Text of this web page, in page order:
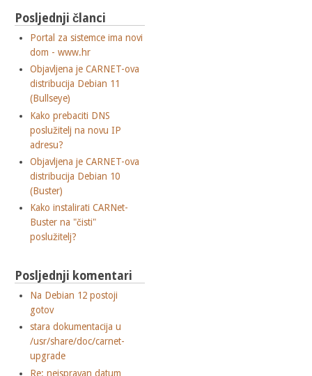
Posljednji članci
Portal za sistemce ima novi
dom - www.hr
Objavljena je CARNET-ova
distribucija Debian 11
(Bullseye)
Kako prebaciti DNS
poslužitelj na novu IP
adresu?
Objavljena je CARNET-ova
distribucija Debian 10
(Buster)
Kako instalirati CARNet-
Buster na "čisti"
poslužitelj?
Posljednji komentari
Na Debian 12 postoji
gotov
stara dokumentacija u
/usr/share/doc/carnet-
upgrade
Re: neispravan datum